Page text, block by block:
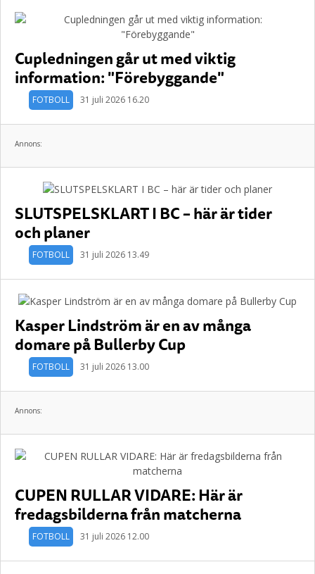
Cupledningen går ut med viktig
information: "Förebyggande"
FOTBOLL 31 juli 2026 16.20
Annons:
SLUTSPELSKLART I BC – här är tider
och planer
FOTBOLL 31 juli 2026 13.49
Kasper Lindström är en av många
domare på Bullerby Cup
FOTBOLL 31 juli 2026 13.00
Annons:
CUPEN RULLAR VIDARE: Här är
fredagsbilderna från matcherna
FOTBOLL 31 juli 2026 12.00